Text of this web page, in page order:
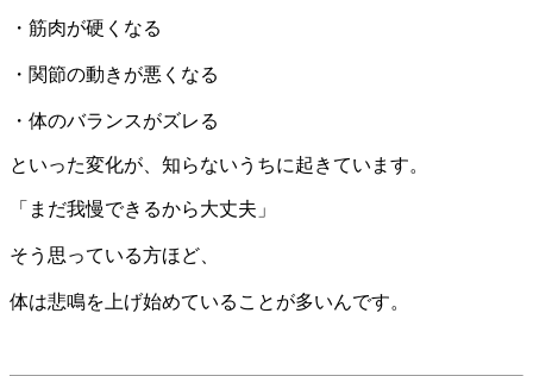
・筋肉が硬くなる
・関節の動きが悪くなる
・体のバランスがズレる
といった変化が、知らないうちに起きています。
「まだ我慢できるから大丈夫」
そう思っている方ほど、
体は悲鳴を上げ始めていることが多いんです。